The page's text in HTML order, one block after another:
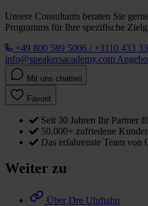
Unsere Consultants beraten Sie
Programms für Ihre spezifische
+49 800 589 5006 / +3110 433
info@speakersacademy.com
Mit uns chatten
Favorit
Seit 30 Jahren Ihr Partner
50.000+ zufriedene
Das erfahrenste Team von
Weiter zu
Über Dre Uhrhahn